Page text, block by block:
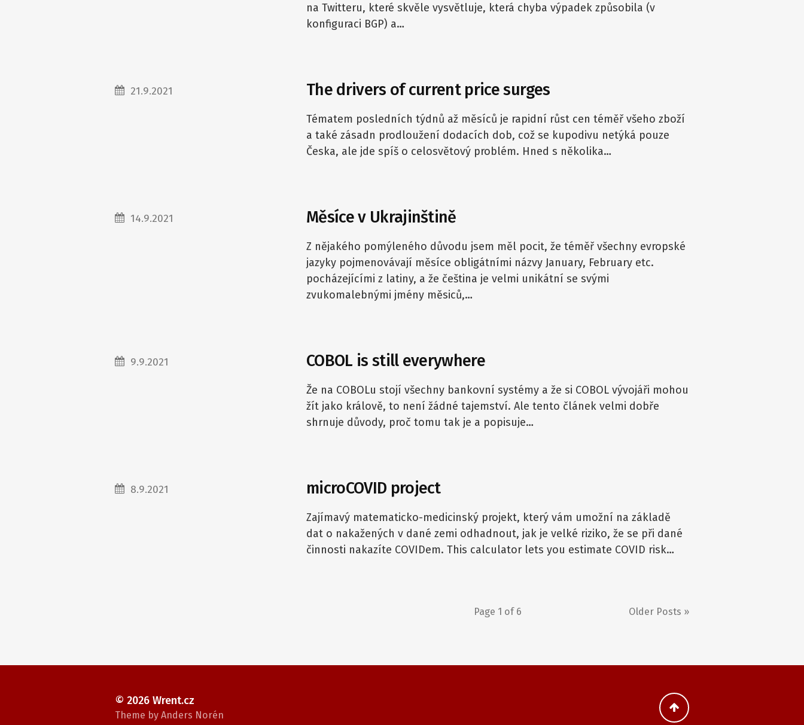
na Twitteru, které skvěle vysvětluje, která chyba výpadek způsobila (v
konfiguraci BGP) a…
The drivers of current price surges
21.9.2021
Tématem posledních týdnů až měsíců je rapidní růst cen téměř všeho zboží
a také zásadn prodloužení dodacích dob, což se kupodivu netýká pouze
Česka, ale jde spíš o celosvětový problém. Hned s několika…
Měsíce v Ukrajinštině
14.9.2021
Z nějakého pomýleného důvodu jsem měl pocit, že téměř všechny evropské
jazyky pojmenovávají měsíce obligátními názvy January, February etc.
pocházejícími z latiny, a že čeština je velmi unikátní se svými
zvukomalebnými jmény měsiců,…
COBOL is still everywhere
9.9.2021
Že na COBOLu stojí všechny bankovní systémy a že si COBOL vývojáři mohou
žít jako králově, to není žádné tajemství. Ale tento článek velmi dobře
shrnuje důvody, proč tomu tak je a popisuje…
microCOVID project
8.9.2021
Zajímavý matematicko-medicinský projekt, který vám umožní na základě
dat o nakažených v dané zemi odhadnout, jak je velké riziko, že se při dané
činnosti nakazíte COVIDem. This calculator lets you estimate COVID risk…
Older Posts »
Page 1 of 6
© 2026 Wrent.cz
Theme by Anders Norén